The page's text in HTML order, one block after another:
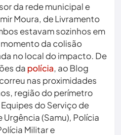
da rede municipal e
Moura, de Livramento
estavam sozinhos em
da colisão
no local do impacto. De
da polícia, ao Blog
nas proximidades
região do perímetro
do Serviço de
(Samu), Polícia
Militar e